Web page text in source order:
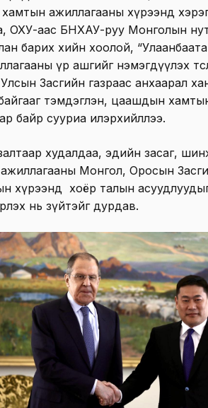
хамтын ажиллагааны хүрээнд
ОХУ-аас БНХАУ-руу Монголын
барих хийн хоолой,
үр ашгийг нэмэгдүүлэх
Засгийн газраас анхаарал
тэмдэглэн, цаашдын
байр сууриа илэрхийллээ.
худалдаа, эдийн засаг,
Монгол, Оросын
хүрээнд хоёр талын
нь зүйтэйг дурдав.